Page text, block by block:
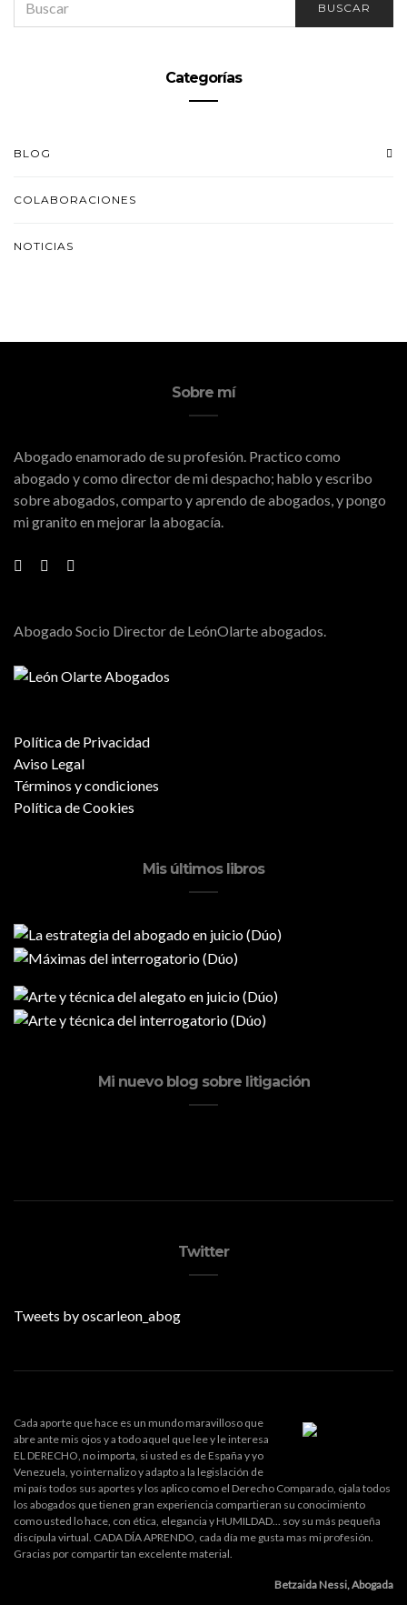
FOR:
BUSCAR
Categorías
BLOG
COLABORACIONES
NOTICIAS
Sobre mí
Abogado enamorado de su profesión. Practico como
abogado y como director de mi despacho; hablo y escribo
sobre abogados, comparto y aprendo de abogados, y pongo
mi granito en mejorar la abogacía.
Abogado Socio Director de LeónOlarte abogados.
Política de Privacidad
Aviso Legal
Términos y condiciones
Política de Cookies
Mis últimos libros
Mi nuevo blog sobre litigación
Twitter
Tweets by oscarleon_abog
Cada aporte que hace es un mundo maravilloso que
abre ante mis ojos y a todo aquel que lee y le interesa
EL DERECHO, no importa, si usted es de España y yo
Venezuela, yo internalizo y adapto a la legislación de
mi país todos sus aportes y los aplico como el Derecho Comparado, ojala todos
los abogados que tienen gran experiencia compartieran su conocimiento
como usted lo hace, con ética, elegancia y HUMILDAD... soy su más pequeña
discípula virtual. CADA DÍA APRENDO, cada día me gusta mas mi profesión.
Gracias por compartir tan excelente material.
Betzaida Nessi, Abogada